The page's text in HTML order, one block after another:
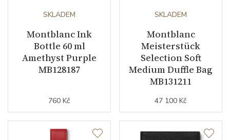
SKLADEM
Montblanc Ink
Bottle 60 ml
Amethyst Purple
MB128187
760 Kč
SKLADEM
Montblanc
Meisterstück
Selection Soft
Medium Duffle Bag
MB131211
47 100 Kč